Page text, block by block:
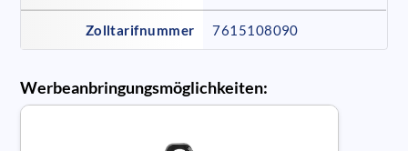
Zolltarifnummer 7615108090
Werbeanbringungsmöglichkeiten: